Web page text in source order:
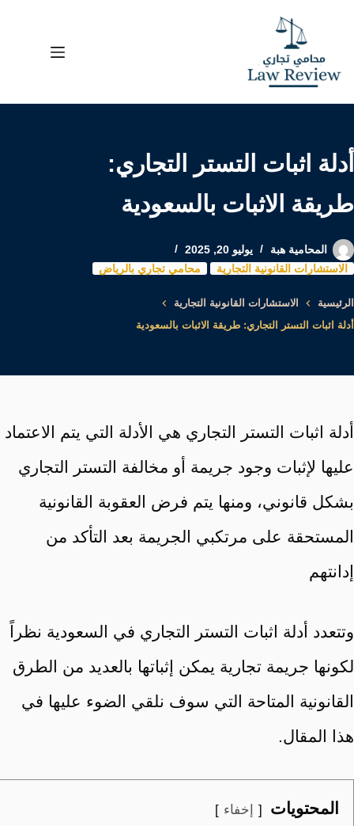
المحتوى
أدلة اثبات التستر التجاري:
طريقة الاثبات بالسعودية
المحامية هبة
يوليو 20, 2025
الاستشارات القانونية التجارية
محامي تجاري بالرياض
الرئيسية
الاستشارات القانونية التجارية
أدلة اثبات التستر التجاري: طريقة الاثبات بالسعودية
أدلة اثبات التستر التجاري هي الأدلة التي يتم الاعتماد
عليها لإثبات وجود جريمة أو مخالفة التستر التجاري
بشكل قانوني، ومنها يتم فرض العقوبة القانونية
المستحقة على مرتكبي الجريمة بعد التأكد من
إدانتهم
وتتعدد أدلة اثبات التستر التجاري في السعودية نظراً
لكونها جريمة تجارية يمكن إثباتها بالعديد من الطرق
القانونية المتاحة التي سوف نلقي الضوء عليها في
هذا المقال.
المحتويات إخفاء